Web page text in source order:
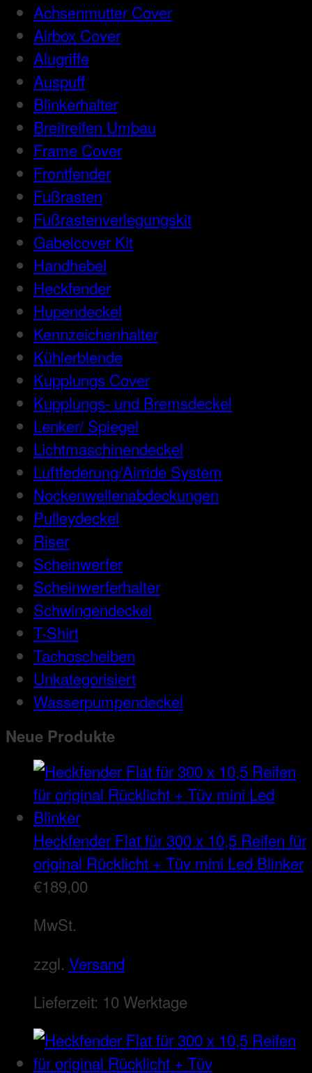
Achsenmutter Cover
Airbox Cover
Alugriffe
Auspuff
Blinkerhalter
Breitreifen Umbau
Frame Cover
Frontfender
Fußrasten
Fußrastenverlegungskit
Gabelcover Kit
Handhebel
Heckfender
Hupendeckel
Kennzeichenhalter
Kühlerblende
Kupplungs Cover
Kupplungs- und Bremsdeckel
Lenker/ Spiegel
Lichtmaschinendeckel
Luftfederung/Airride System
Nockenwellenabdeckungen
Pulleydeckel
Riser
Scheinwerfer
Scheinwerferhalter
Schwingendeckel
T-Shirt
Tachoscheiben
Unkategorisiert
Wasserpumpendeckel
Neue Produkte
Heckfender Flat für 300 x 10,5 Reifen für
original Rücklicht + Tüv mini Led Blinker
€189,00
MwSt.
zzgl. Versand
Lieferzeit: 10 Werktage